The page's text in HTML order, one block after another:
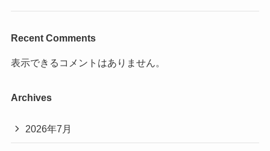
Recent Comments
表示できるコメントはありません。
Archives
2026年7月